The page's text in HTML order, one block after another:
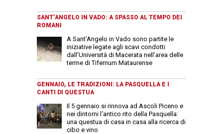
SANT’ANGELO IN VADO: A SPASSO AL TEMPO DEI
ROMANI
A Sant’Angelo in Vado sono partite le
iniziative legate agli scavi condotti
dall’Università di Macerata nell’area delle
terme di Tifernum Mataurense
GENNAIO, LE TRADIZIONI: LA PASQUELLA E I
CANTI DI QUESTUA
Il 5 gennaio si rinnova ad Ascoli Piceno e
nei dintorni l'antico rito della Pasquella:
una questua di casa in casa alla ricerca di
cibo e vino